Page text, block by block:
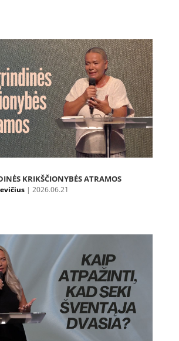
KRIKŠČIONYBĖS ATRAMOS
| 2026.06.21